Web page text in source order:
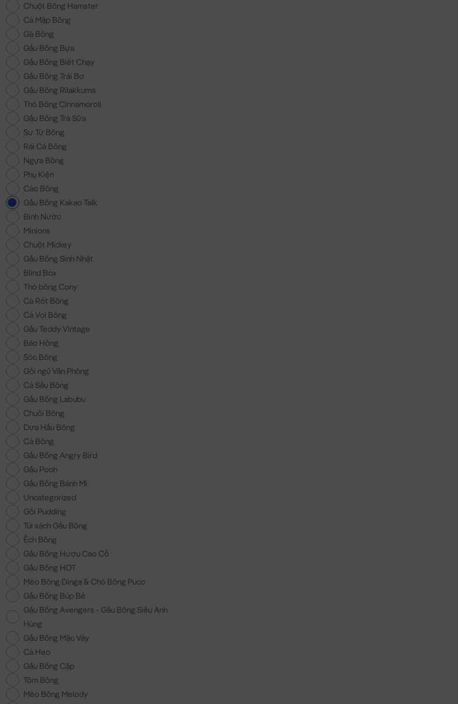
Chuột Bông Hamster
Cá Mập Bông
Gà Bông
Gấu Bông Bựa
Gấu Bông Biết Chạy
Gấu Bông Trái Bơ
Gấu Bông Rilakkuma
Thỏ Bông Cinnamoroll
Gấu Bông Trà Sữa
Sư Tử Bông
Rái Cá Bông
Ngựa Bông
Phụ Kiện
Cáo Bông
Gấu Bông Kakao Talk
Bình Nước
Minions
Chuột Mickey
Gấu Bông Sinh Nhật
Blind Box
Thỏ bông Cony
Cà Rốt Bông
Cá Voi Bông
Gấu Teddy Vintage
Báo Hồng
Sóc Bông
Gối ngủ Văn Phòng
Cá Sấu Bông
Gấu Bông Labubu
Chuối Bông
Dưa Hấu Bông
Cá Bông
Gấu Bông Angry Bird
Gấu Pooh
Gấu Bông Bánh Mì
Uncategorized
Gối Pudding
Túi xách Gấu Bông
Ếch Bông
Gấu Bông Hươu Cao Cổ
Gấu Bông HOT
Mèo Bông Dinga & Chó Bông Puco
Gấu Bông Búp Bê
Gấu Bông Avengers - Gấu Bông Siêu Anh
Hùng
Gấu Bông Mặc Váy
Cá Heo
Gấu Bông Cặp
Tôm Bông
Mèo Bông Melody